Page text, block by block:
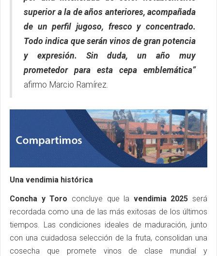
superior a la de años anteriores, acompañada
de un perfil jugoso, fresco y concentrado.
Todo indica que serán vinos de gran potencia
y expresión. Sin duda, un año muy
prometedor para esta cepa emblemática”
afirmo Marcio Ramírez.
Una vendimia histórica
Concha y Toro concluye que la vendimia 2025 será
recordada como una de las más exitosas de los últimos
tiempos. Las condiciones ideales de maduración, junto
con una cuidadosa selección de la fruta, consolidan una
cosecha que promete vinos de clase mundial y